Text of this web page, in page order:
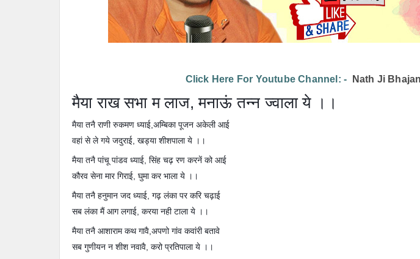
Click Here For Youtube Channel: - Nath Ji Bhajan
मैया राख सभा म लाज, मनाऊं तन्न ज्वाला ये ।।
मैया तनै राणी रुकमण ध्याई,अम्बिका पूजन अकेली आई
वहां से ले गये जदुराई, खड्या शीशपाला ये ।।
मैया तनै पांचू पांडव ध्याई, सिंह चढ़ रण करनें को आई
कौरव सेना मार गिराई, घुमा कर भाला ये ।।
मैया तनै हनुमान जद ध्याई, गढ़ लंका पर करि चढ़ाई
सब लंका मैं आग लगाई, करया नही टाला ये ।।
मैया तनै आशाराम कथ गावै,अपणो गांव कवांरी बतावे
सब गुणीयन न शीश नवावै, करो प्रतिपाला ये ।।